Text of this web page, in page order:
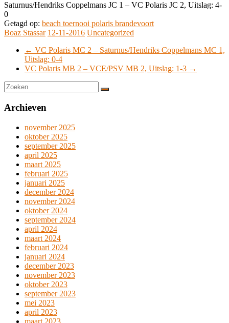
Saturnus/Hendriks Coppelmans JC 1 – VC Polaris JC 2, Uitslag: 4-
0
Getagd op: beach toernooi polaris brandevoort
Boaz Stassar 12-11-2016 Uncategorized
← VC Polaris MC 2 – Saturnus/Hendriks Coppelmans MC 1,
Uitslag: 0-4
VC Polaris MB 2 – VCE/PSV MB 2, Uitslag: 1-3 →
Archieven
november 2025
oktober 2025
september 2025
april 2025
maart 2025
februari 2025
januari 2025
december 2024
november 2024
oktober 2024
september 2024
april 2024
maart 2024
februari 2024
januari 2024
december 2023
november 2023
oktober 2023
september 2023
mei 2023
april 2023
maart 2023